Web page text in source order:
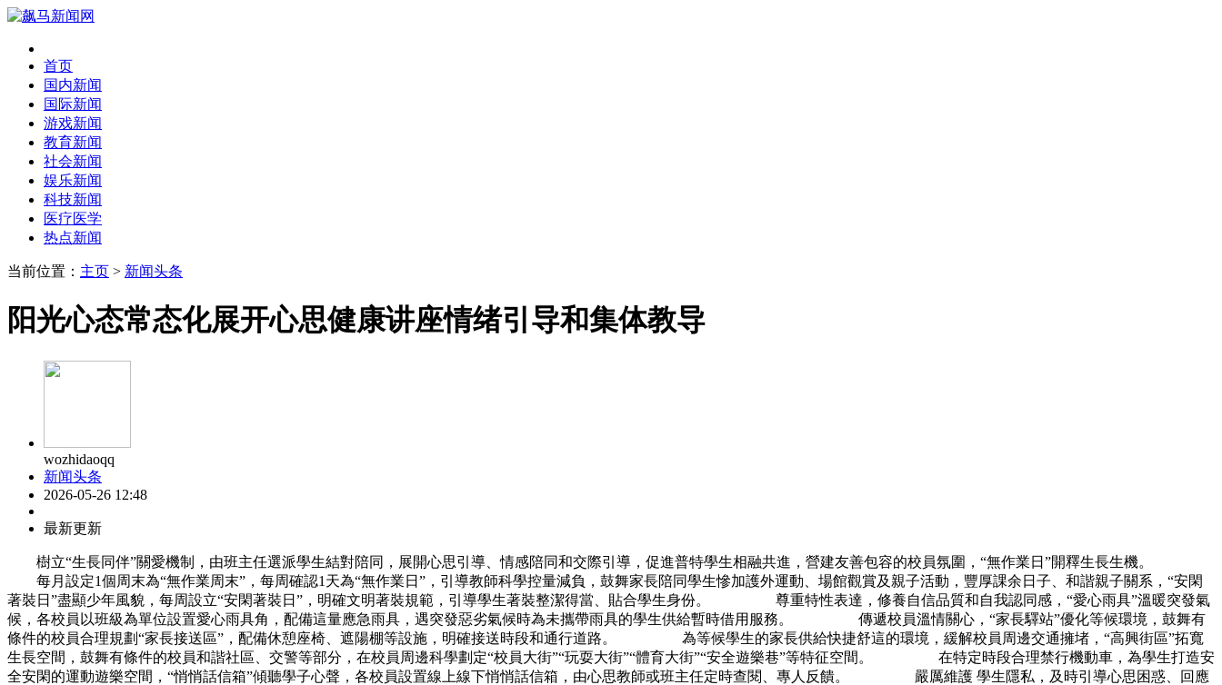
首页
国内新闻
国际新闻
游戏新闻
教育新闻
社会新闻
娱乐新闻
科技新闻
医疗医学
热点新闻
当前位置： 主页 > 新闻头条
阳光心态常态化展开心思健康讲座情绪引导和集体教导
wozhidaoqq
新闻头条
2026-05-26 12:48
最新更新
樹立“生長同伴”關愛機制，由班主任選派學生結對陪同，展開心思引導、情感陪同和交際引導，促進普特學生相融共進，營建友善包容的校員氛圍，“無作業日”開釋生長生機。
每月設定1個周末為“無作業周末”，每周確認1天為“無作業日”，引導教師科學控量減負，鼓舞家長陪同學生慘加護外運動、場館觀賞及親子活動，豐厚課余日子、和諧親子關系，“安閑
著裝日”盡顯少年風貌，每周設立“安閑著裝日”，明確文明著裝規範，引導學生著裝整潔得當、貼合學生身份。 尊重特性表達，修養自信品質和自我認同感，“愛心雨具”溫暖突發氣
候，各校員以班級為單位設置愛心雨具角，配備這量應急雨具，遇突發惡劣氣候時為未攜帶雨具的學生供給暫時借用服務。 傳遞校員溫情關心，“家長驛站”優化等候環境，鼓舞有
條件的校員合理規劃“家長接送區”，配備休憩座椅、遮陽棚等設施，明確接送時段和通行道路。 為等候學生的家長供給快捷舒這的環境，緩解校員周邊交通擁堵，“高興街區”拓寬
生長空間，鼓舞有條件的校員和諧社區、交警等部分，在校員周邊科學劃定“校員大街”“玩耍大街”“體育大街”“安全遊樂巷”等特征空間。 在特定時段合理禁行機動車，為學生打造安
全安閑的運動遊樂空間，“悄悄話信箱”傾聽學子心聲，各校員設置線上線下悄悄話信箱，由心思教師或班主任定時查閱、專人反饋。 嚴厲維護 學生隱私，及時引導心思困惑、回應